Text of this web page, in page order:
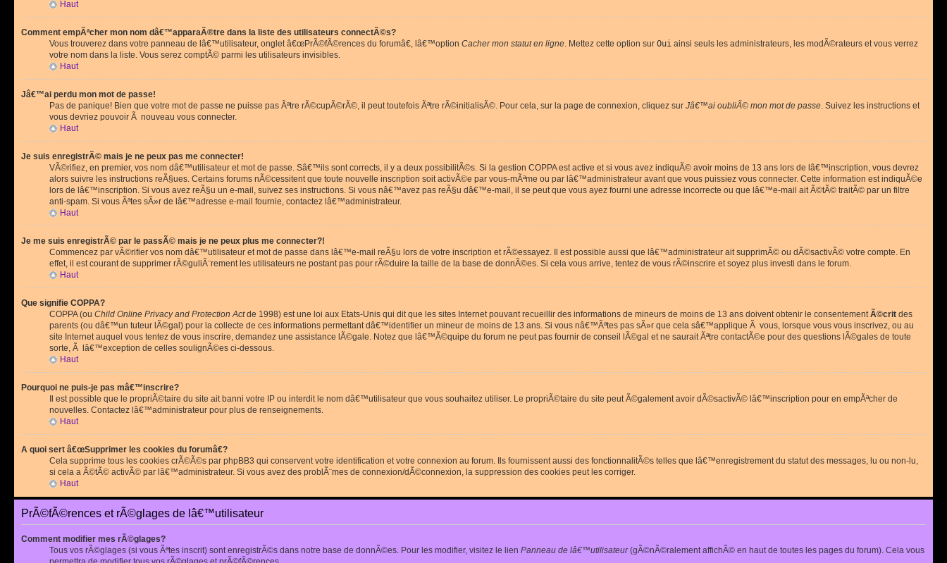
Haut
Comment empÃªcher mon nom dâ€™apparaÃ®tre dans la liste des utilisateurs connectÃ©s?
Vous trouverez dans votre panneau de lâ€™utilisateur, onglet â€œPrÃ©fÃ©rences du forumâ€, lâ€™option Cacher mon statut en ligne. Mettez cette option sur Oui ainsi seuls les administrateurs, les modÃ©rateurs et vous verrez
votre nom dans la liste. Vous serez comptÃ© parmi les utilisateurs invisibles.
Haut
Jâ€™ai perdu mon mot de passe!
Pas de panique! Bien que votre mot de passe ne puisse pas Ãªtre rÃ©cupÃ©rÃ©, il peut toutefois Ãªtre rÃ©initialisÃ©. Pour cela, sur la page de connexion, cliquez sur Jâ€™ai oubliÃ© mon mot de passe. Suivez les instructions et
vous devriez pouvoir Ã nouveau vous connecter.
Haut
Je suis enregistrÃ© mais je ne peux pas me connecter!
VÃ©rifiez, en premier, vos nom dâ€™utilisateur et mot de passe. Sâ€™ils sont corrects, il y a deux possibilitÃ©s. Si la gestion COPPA est active et si vous avez indiquÃ© avoir moins de 13 ans lors de lâ€™inscription, vous devrez
alors suivre les instructions reÃ§ues. Certains forums nÃ©cessitent que toute nouvelle inscription soit activÃ©e par vous-mÃªme ou par lâ€™administrateur avant que vous puissiez vous connecter. Cette information est indiquÃ©e
lors de lâ€™inscription. Si vous avez reÃ§u un e-mail, suivez ses instructions. Si vous nâ€™avez pas reÃ§u dâ€™e-mail, il se peut que vous ayez fourni une adresse incorrecte ou que lâ€™e-mail ait Ã©tÃ© traitÃ© par un filtre
anti-spam. Si vous Ãªtes sÃ»r de lâ€™adresse e-mail fournie, contactez lâ€™administrateur.
Haut
Je me suis enregistrÃ© par le passÃ© mais je ne peux plus me connecter?!
Commencez par vÃ©rifier vos nom dâ€™utilisateur et mot de passe dans lâ€™e-mail reÃ§u lors de votre inscription et rÃ©essayez. Il est possible aussi que lâ€™administrateur ait supprimÃ© ou dÃ©sactivÃ© votre compte. En
effet, il est courant de supprimer rÃ©guliÃ¨rement les utilisateurs ne postant pas pour rÃ©duire la taille de la base de donnÃ©es. Si cela vous arrive, tentez de vous rÃ©inscrire et soyez plus investi dans le forum.
Haut
Que signifie COPPA?
COPPA (ou Child Online Privacy and Protection Actde 1998) est une loi aux Etats-Unis qui dit que les sites Internet pouvant recueillir des informations de mineurs de moins de 13 ans doivent obtenir le consentementÃ©crit des
parents (ou dâ€™un tuteur lÃ©gal) pour la collecte de ces informations permettant dâ€™identifier un mineur de moins de 13 ans. Si vous nâ€™Ãªtes pas sÃ»r que cela sâ€™applique Ã vous, lorsque vous vous inscrivez, ou au
site Internet auquel vous tentez de vous inscrire, demandez une assistance lÃ©gale. Notez que lâ€™Ã©quipe du forum ne peut pas fournir de conseil lÃ©gal et ne saurait Ãªtre contactÃ©e pour des questions lÃ©gales de toute
sorte, Ã lâ€™exception de celles soulignÃ©es ci-dessous.
Haut
Pourquoi ne puis-je pas mâ€™inscrire?
Il est possible que le propriÃ©taire du site ait banni votre IP ou interdit le nom dâ€™utilisateur que vous souhaitez utiliser. Le propriÃ©taire du site peut Ã©galement avoir dÃ©sactivÃ© lâ€™inscription pour en empÃªcher de
nouvelles. Contactez lâ€™administrateur pour plus de renseignements.
Haut
A quoi sert â€œSupprimer les cookies du forumâ€?
Cela supprime tous les cookies crÃ©Ã©s par phpBB3 qui conservent votre identification et votre connexion au forum. Ils fournissent aussi des fonctionnalitÃ©s telles que lâ€™enregistrement du statut des messages, lu ou non-lu,
si cela a Ã©tÃ© activÃ© par lâ€™administrateur. Si vous avez des problÃ¨mes de connexion/dÃ©connexion, la suppression des cookies peut les corriger.
Haut
PrÃ©fÃ©rences et rÃ©glages de lâ€™utilisateur
Comment modifier mes rÃ©glages?
Tous vos rÃ©glages (si vous Ãªtes inscrit) sont enregistrÃ©s dans notre base de donnÃ©es. Pour les modifier, visitez le lien Panneau de lâ€™utilisateur(gÃ©nÃ©ralement affichÃ© en haut de toutes les pages du forum). Cela vous